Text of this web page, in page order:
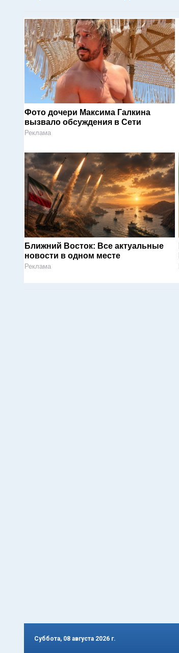
Фото дочери Максима Галкина
вызвало обсуждения в Сети
Реклама
Ближний Восток: Все актуальные
новости в одном месте
Реклама
Суббота, 08 августа 2026 г.